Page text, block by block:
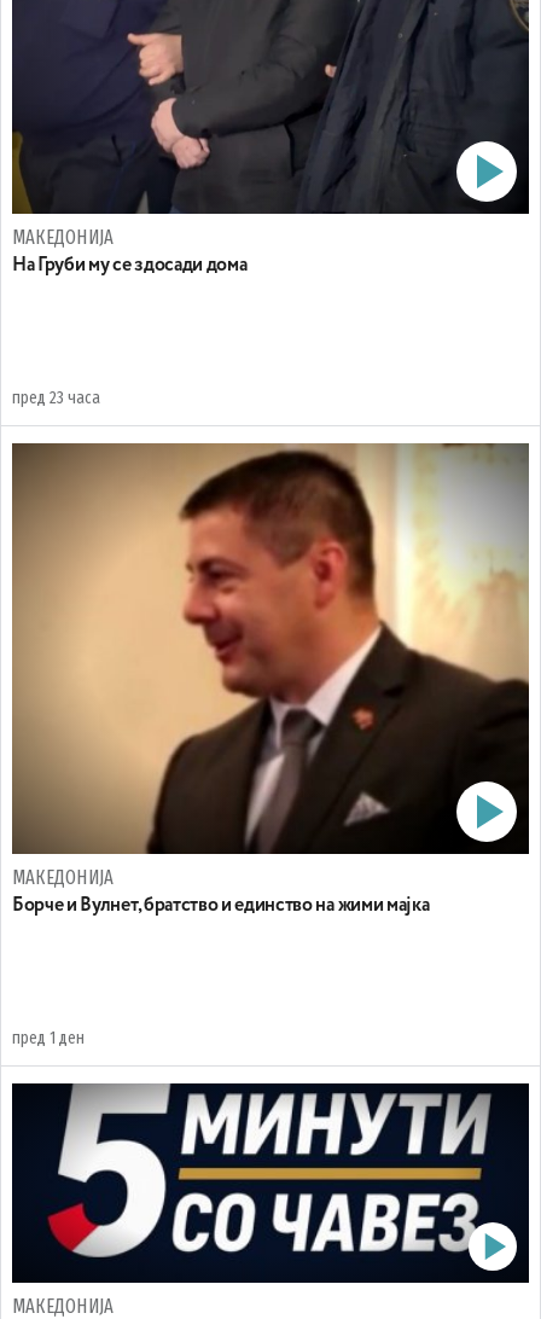
МАКЕДОНИЈА
На Груби му се здосади дома
пред 23 часа
МАКЕДОНИЈА
Борче и Вулнет, братство и единство на жими мајка
пред 1 ден
МАКЕДОНИЈА